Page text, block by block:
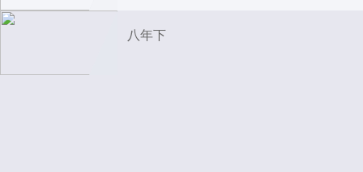
八年下